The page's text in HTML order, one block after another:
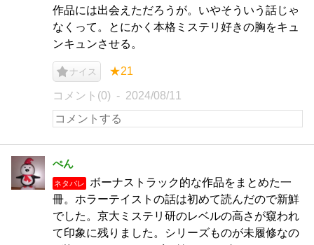
作品には出会えただろうが。いやそういう話じゃ
なくって。とにかく本格ミステリ好きの胸をキュ
ンキュンさせる。
ナイス ★21
コメント(0) 2024/08/11
ぺん
ネタバレ
ボーナストラック的な作品をまとめた一
冊。ホラーテイストの話は初めて読んだので新鮮
でした。京大ミステリ研のレベルの高さが窺われ
て印象に残りました。シリーズものが未履修なの